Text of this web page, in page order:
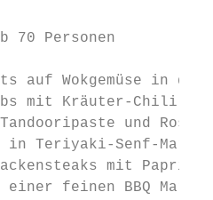
70 Personen
auf Wokgemüse in
mit Kräuter-Chili
und
in Teriyaki-Senf-
mit
einer feinen BBQ